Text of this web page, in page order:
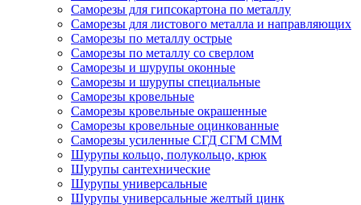
Саморезы для гипсокартона по металлу
Саморезы для листового металла и направляющих
Саморезы по металлу острые
Саморезы по металлу со сверлом
Саморезы и шурупы оконные
Саморезы и шурупы специальные
Саморезы кровельные
Саморезы кровельные окрашенные
Саморезы кровельные оцинкованные
Саморезы усиленные СГД СГМ СММ
Шурупы кольцо, полукольцо, крюк
Шурупы сантехнические
Шурупы универсальные
Шурупы универсальные желтый цинк